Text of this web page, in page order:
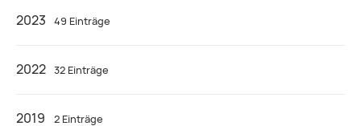
2023 49 Einträge
2022 32 Einträge
2019 2 Einträge